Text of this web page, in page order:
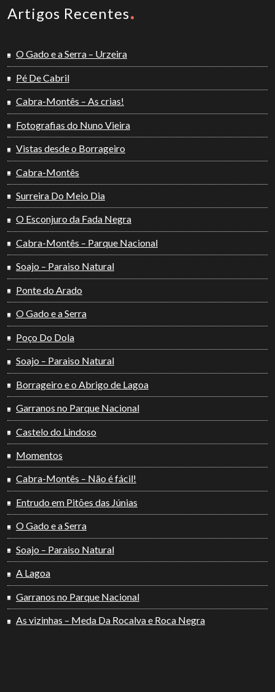
Artigos Recentes
O Gado e a Serra – Urzeira
Pé De Cabril
Cabra-Montês – As crias!
Fotografias do Nuno Vieira
Vistas desde o Borrageiro
Cabra-Montês
Surreira Do Meio Dia
O Esconjuro da Fada Negra
Cabra-Montês – Parque Nacional
Soajo – Paraiso Natural
Ponte do Arado
O Gado e a Serra
Poço Do Dola
Soajo – Paraiso Natural
Borrageiro e o Abrigo de Lagoa
Garranos no Parque Nacional
Castelo do Lindoso
Momentos
Cabra-Montês – Não é fácil!
Entrudo em Pitões das Júnias
O Gado e a Serra
Soajo – Paraiso Natural
A Lagoa
Garranos no Parque Nacional
As vizinhas – Meda Da Rocalva e Roca Negra